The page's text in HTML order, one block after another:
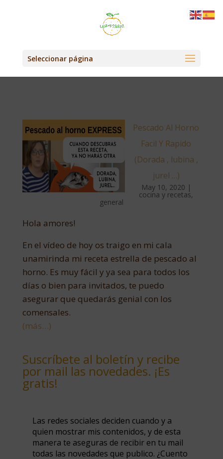
Seleccionar página
Pescado Al Horno
Facil Y Rapido
(Dorada , lubina ,
jurel …)
May 10, 2020 |
cocina y recetas,
general
Hola amores!
En el vídeo de hoy os traigo en mi cala
unamirinda mi receta estrella de pescado al
horno. Es muy fácil y ya sea para todos los
días o bien para invitados, te puedo
asegurar que quedarás genial con los
comensales.
(más…)
Suscríbete al boletín y recibe
por mail las novedades. ¡Es
gratis!
Las redes sociales deciden cuando y a
quien mostrar mis contenidos, y de esta
manera te aseguras de recibir en tu mail
todas las novedades que publico. ¿Cuento